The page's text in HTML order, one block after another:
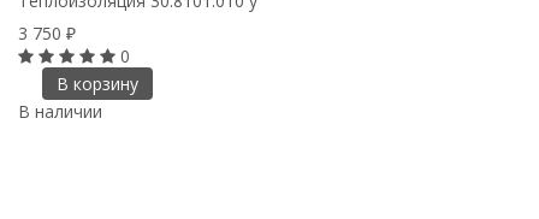
3 750 ₽
0
В корзину
В наличии